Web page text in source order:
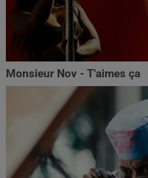
Monsieur Nov - T'aimes ça